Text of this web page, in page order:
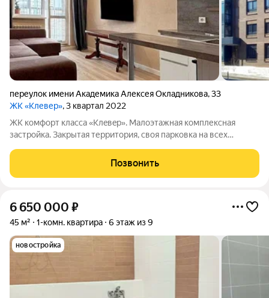
переулок имени Академика Алексея Окладникова,33
ЖК «Клевер», 3 квартал 2022
ЖК кoмфopт клacса «Клeвeр». Малоэтажная комплексная
застройка. Закрытая территория, своя парковка на всех
зоной отдыха и детской игровой площадкой. Просторные
холлы, лифт. Из подъезда два
Позвонить
6 650 000 ₽
45 м² 1-комн. квартира 6 этаж из 9
новостройка